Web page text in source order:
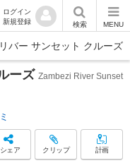
ログイン
新規登録
検索 MENU
バー サンセット クルーズ
ーズ Zambezi River Sunset
シェア クリップ 計画